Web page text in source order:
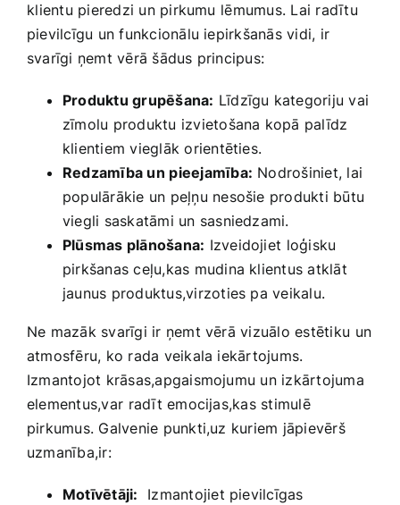
Zoo preces
⁢klientu pieredzi un pirkumu ⁤lēmumus. Lai ‍radītu
pievilcīgu un funkcionālu iepirkšanās vidi, ir
svarīgi ņemt vērā šādus principus:
Produktu grupēšana: Līdzīgu kategoriju vai
zīmolu produktu izvietošana kopā palīdz
klientiem vieglāk‍ orientēties.
Redzamība un⁤ pieejamība: Nodrošiniet, lai
‌populārākie un peļņu nesošie produkti būtu
viegli saskatāmi un sasniedzami.
Plūsmas‍ plānošana: Izveidojiet ⁣loģisku
pirkšanas ceļu,kas mudina klientus atklāt ​
jaunus produktus,virzoties pa veikalu.
Ne mazāk svarīgi ir ņemt vērā vizuālo ‍estētiku ⁢un
atmosfēru, ko rada veikala iekārtojums.
Izmantojot krāsas,apgaismojumu un​ izkārtojuma
elementus,var⁢ radīt emocijas,kas stimulē⁢
pirkumus. Galvenie punkti,uz‌ kuriem jāpievērš
uzmanība,ir:
Motīvētāji: ​ Izmantojiet pievilcīgas⁢